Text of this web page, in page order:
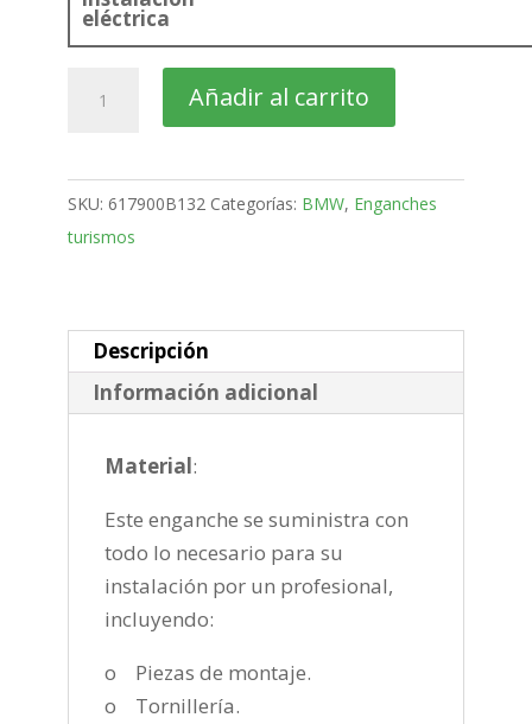
eléctrica
Serie
3
Puertas
Bola
2012-
2019
Añadir al carrito
SKU: 617900B132 Categorías: BMW, Enganches
turismos
Descripción
Información adicional
Material:
Este enganche se suministra con
todo lo necesario para su
instalación por un profesional,
incluyendo:
o Piezas de montaje.
o Tornillería.